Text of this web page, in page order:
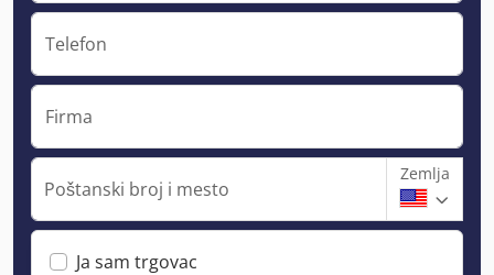
Telefon
Firma
Poštanski broj i mesto
Zemlja
Ja sam trgovac